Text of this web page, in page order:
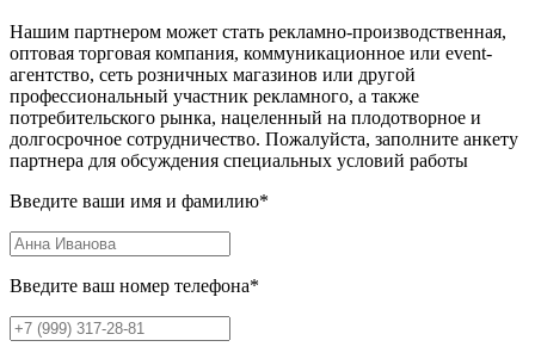
Нашим партнером может стать рекламно-производственная,
оптовая торговая компания, коммуникационное или event-
агентство, сеть розничных магазинов или другой
профессиональный участник рекламного, а также
потребительского рынка, нацеленный на плодотворное и
долгосрочное сотрудничество. Пожалуйста, заполните анкету
партнера для обсуждения специальных условий работы
Введите ваши имя и фамилию*
Введите ваш номер телефона*